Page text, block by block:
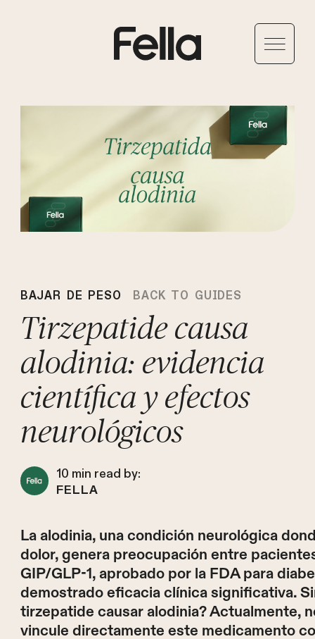
BAJAR DE PESO BACK TO GUIDES
Tirzepatide causa
alodinia: evidencia
científica y efectos
neurológicos
10 min read by:
FELLA
La alodinia, una condición neurológica
dolor, genera preocupación entre
GIP/GLP-1, aprobado por la FDA para
demostrado eficacia clínica significativa.
tirzepatide causar alodinia? Actualmente,
vincule directamente este medicamento